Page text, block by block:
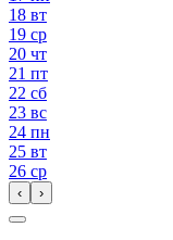
18 вт
19 ср
20 чт
21 пт
22 сб
23 вс
24 пн
25 вт
26 ср
‹ ›